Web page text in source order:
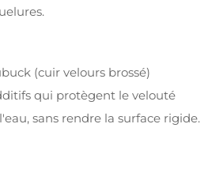
(cuir velours brossé)
qui protègent le velouté
sans rendre la surface rigide.